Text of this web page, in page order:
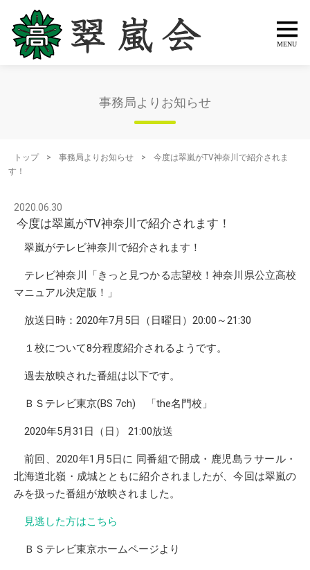
事務局よりお知らせ
トップ > 事務局よりお知らせ >
今度は翠嵐がTV神奈川で紹介されま
す！
2020.06.30
今度は翠嵐がTV神奈川で紹介されます！
翠嵐がテレビ神奈川で紹介されます！
テレビ神奈川「きっと見つかる志望校！神奈川県公立高校
マニュアル決定版！」
放送日時：2020年7月5日（日曜日）20:00～21:30
１校について8分程度紹介されるようです。
過去放映された番組は以下です。
ＢＳテレビ東京(BS 7ch) 「the名門校」
2020年5月31日（日） 21:00放送
前回、2020年1月5日に 同番組で開成・鹿児島ラサール・
北海道北嶺・成城とともに紹介されましたが、今回は翠嵐の
みを扱った番組が放映されました。
見逃した方はこちら
ＢＳテレビ東京ホームページより